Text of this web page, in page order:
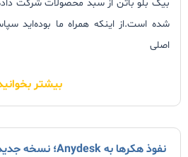
بیگ بلو باتن از سبد محصولات شرکت
شده است.از اینکه همراه ما بوده‌اید
اصلی
بیشتر
نفوذ هکرها به Anydesk؛ نسخه جدید انی‌دسک را نصب کنید